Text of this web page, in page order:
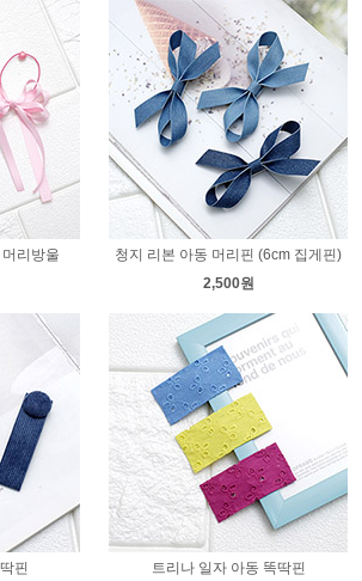
리방울
청지 리본 아동 머리핀 (6cm 집게핀)
2,500원
핀
트리나 일자 아동 똑딱핀